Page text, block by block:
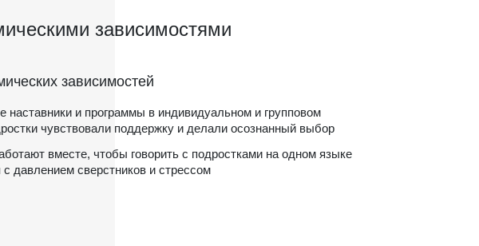
зависимостями
зависимостей
наставники и программы в индивидуальном и групповом
чувствовали поддержку и делали осознанный выбор
вместе, чтобы говорить с подростками на одном языке
давлением сверстников и стрессом